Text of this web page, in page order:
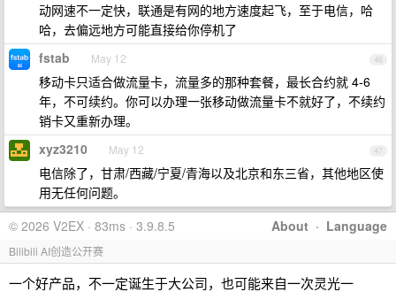
动网速不一定快，联通是有网的地方速度起飞，至于电信，哈
哈，去偏远地方可能直接给你停机了
46
fstab May 12
移动卡只适合做流量卡，流量多的那种套餐，最长合约就 4-6
年，不可续约。你可以办理一张移动做流量卡不就好了，不续约
销卡又重新办理。
47
xyz3210 May 12
电信除了，甘肃/西藏/宁夏/青海以及北京和东三省，其他地区使
用无任何问题。
About · Language
© 2026 V2EX · 83ms · 3.9.8.5
Bilibili AI创造公开赛
一个好产品，不一定诞生于大公司，也可能来自一次灵光一